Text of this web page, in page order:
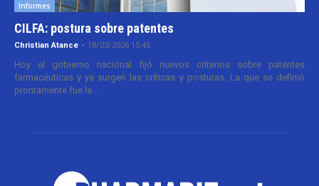
Informes
CILFA: postura sobre patentes
Christian Atance - 18/03/2026 15:45
Hoy el gobierno nacional fijó nuevos criterios sobre patentes
farmacéuticas y ya surgen las críticas y posturas. La que se definió
prontamente fue la...